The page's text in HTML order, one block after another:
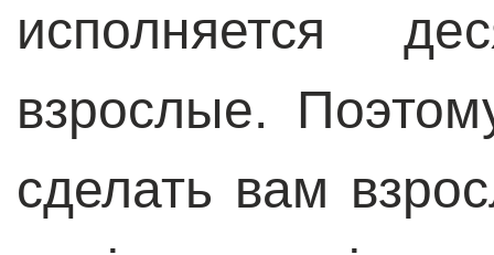
исполняется
взрослые.
сделать вам